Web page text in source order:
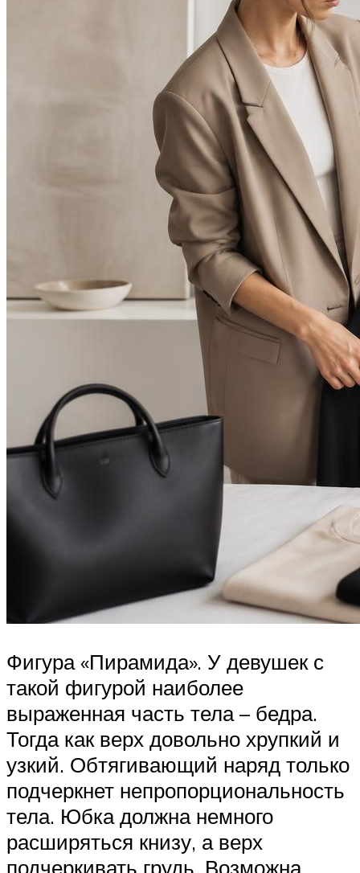
Фигура «Пирамида». У девушек с
такой фигурой наиболее
выраженная часть тела – бедра.
Тогда как верх довольно хрупкий и
узкий. Обтягивающий наряд только
подчеркнет непропорциональность
тела. Юбка должна немного
расширяться книзу, а верх
подчеркивать грудь. Возможна